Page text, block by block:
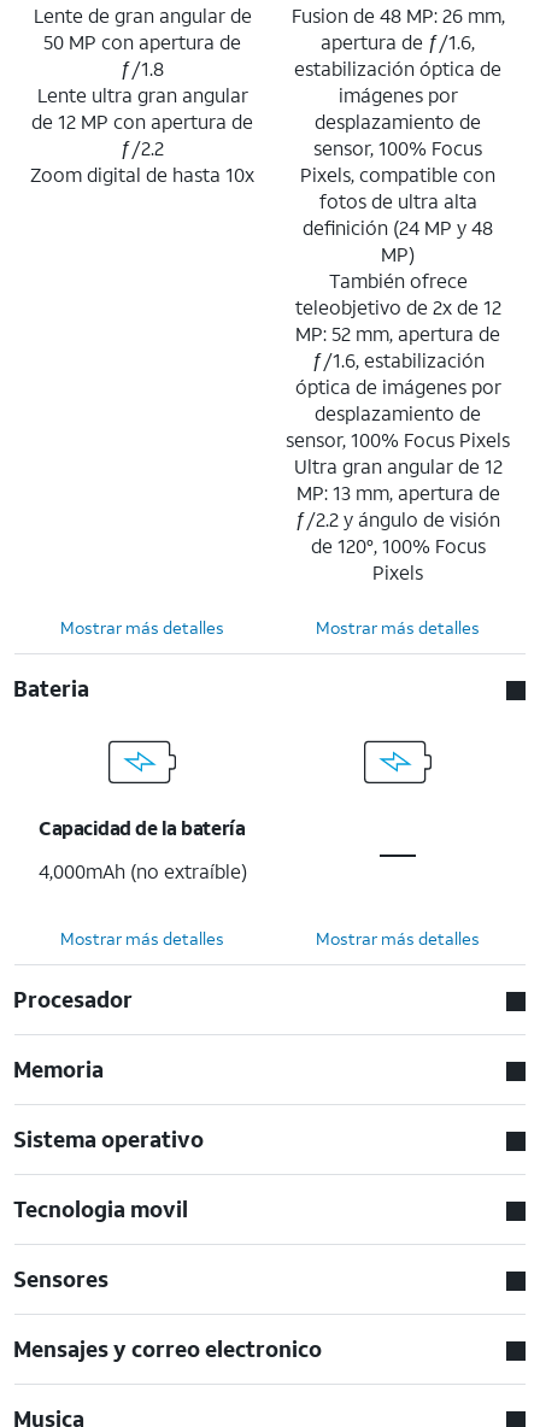
Lente de gran angular de
50 MP con apertura de
ƒ/1.8
Lente ultra gran angular
de 12 MP con apertura de
ƒ/2.2
Zoom digital de hasta 10x
Fusion de 48 MP: 26 mm,
apertura de ƒ/1.6,
estabilización óptica de
imágenes por
desplazamiento de
sensor, 100% Focus
Pixels, compatible con
fotos de ultra alta
definición (24 MP y 48
MP)
También ofrece
teleobjetivo de 2x de 12
MP: 52 mm, apertura de
ƒ/1.6, estabilización
óptica de imágenes por
desplazamiento de
sensor, 100% Focus Pixels
Ultra gran angular de 12
MP: 13 mm, apertura de
ƒ/2.2 y ángulo de visión
de 120°, 100% Focus
Pixels
Mostrar más detalles Mostrar más detalles
Bateria
Capacidad de la batería
4,000mAh (no extraíble)
Mostrar más detalles Mostrar más detalles
Procesador
Memoria
Sistema operativo
Tecnologia movil
Sensores
Mensajes y correo electronico
Musica